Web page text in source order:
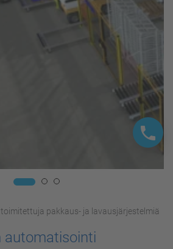
pakkaus- ja lavausjärjestelmiä
automatisointi